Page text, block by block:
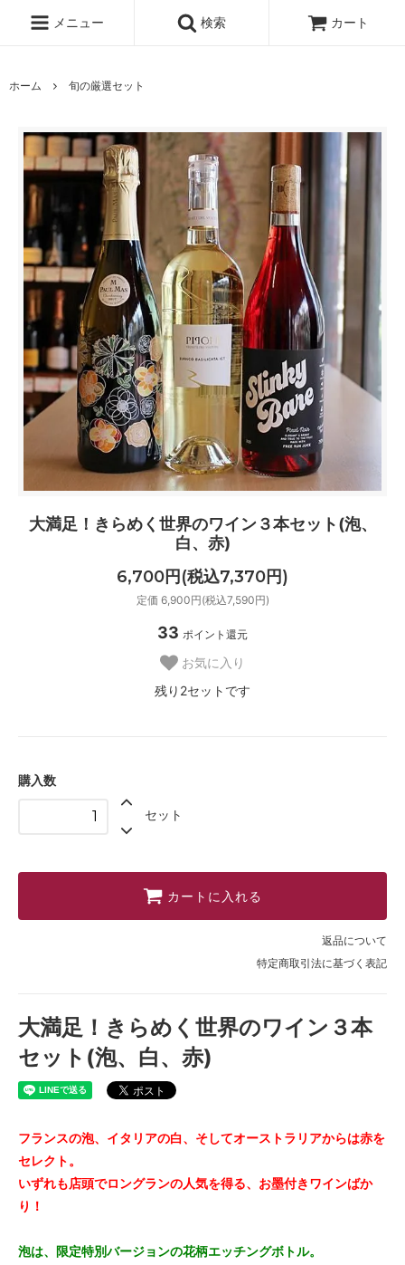
メニュー 検索 カート
ホーム 旬の厳選セット
大満足！きらめく世界のワイン３本セット(泡、
白、赤)
6,700円(税込7,370円)
定価 6,900円(税込7,590円)
33 ポイント還元
お気に入り
残り2セットです
購入数
セット
カートに入れる
返品について
特定商取引法に基づく表記
大満足！きらめく世界のワイン３本
セット(泡、白、赤)
フランスの泡、イタリアの白、そしてオーストラリアからは赤を
セレクト。
いずれも店頭でロングランの人気を得る、お墨付きワインばか
り！
泡は、限定特別バージョンの花柄エッチングボトル。